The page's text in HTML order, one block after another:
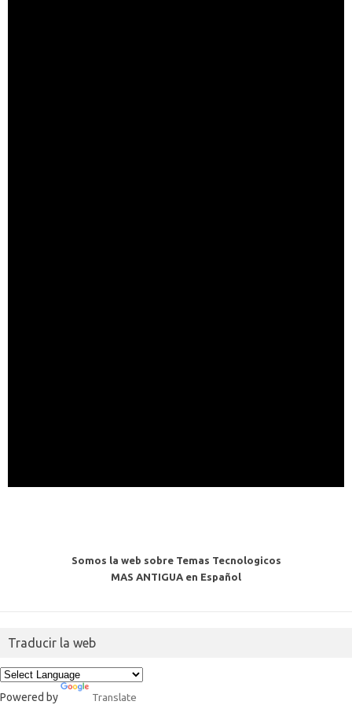
Somos la web sobre Temas Tecnologicos
MAS ANTIGUA en Español
Traducir la web
Powered by Translate